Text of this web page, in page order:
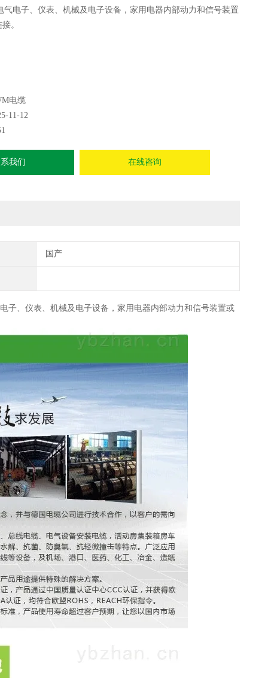
气电子、仪表、机械及电子设备，家用电器内部动力和信号装置
。
电缆
11-12
我们 在线咨询
国产
子、仪表、机械及电子设备，家用电器内部动力和信号装置或